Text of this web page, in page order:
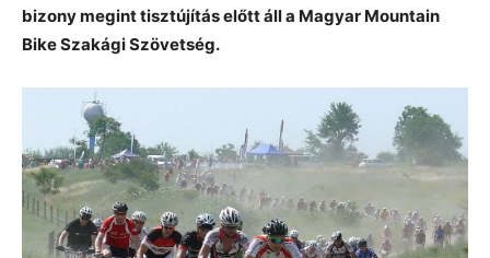
bizony megint tisztújítás előtt áll a Magyar Mountain
Bike Szakági Szövetség.